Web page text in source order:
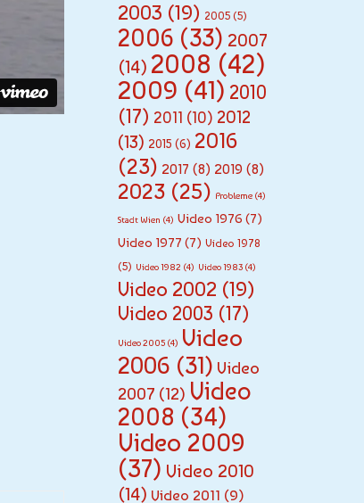
2003 (19) 2005 (5)
2006 (33) 2007
(14) 2008 (42)
2009 (41) 2010
(17) 2011 (10) 2012
(13) 2015 (6) 2016
(23) 2017 (8) 2019 (8)
2023 (25) Probleme (4)
Stadt Wien (4) Video 1976 (7)
Video 1977 (7) Video 1978
(5) Video 1982 (4) Video 1983 (4)
Video 2002 (19)
Video 2003 (17)
Video 2005 (4) Video
2006 (31) Video
2007 (12) Video
2008 (34)
Video 2009
(37) Video 2010
(14) Video 2011 (9)